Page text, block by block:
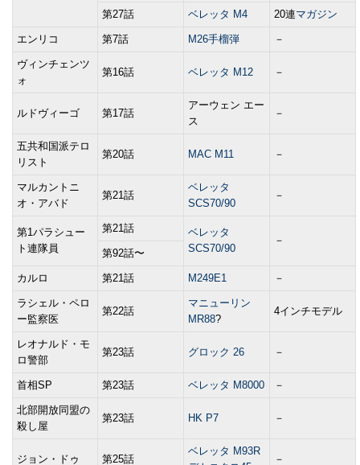
第27話 ベレッタ M4 20連マガジン
エンリコ 第7話 M26手榴弾 －
ヴィンチェンツ
ォ
第16話 ベレッタ M12 －
ルドヴィーゴ 第17話
アーウェン エー
ス
－
五共和国派テロ
リスト
第20話 MAC M11 －
マルカントニ
オ・アバド
第21話
ベレッタ
SCS70/90
－
第1パラシュー
ト連隊員
第21話
ベレッタ
SCS70/90
－
第92話〜
カルロ 第21話 M249E1 －
ラシェル・ペロ
ー監察医
第22話
マニューリン
MR88?
4インチモデル
レオナルド・モ
ロ警部
第23話 グロック 26 －
首相SP 第23話 ベレッタ M8000 －
北部開放同盟の
殺し屋
第23話 HK P7 －
ジョン・ドゥ 第25話
ベレッタ M93R
－